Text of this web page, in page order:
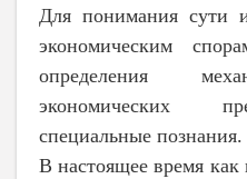
Для понимания сути
экономическим
определения
экономических
специальные познания.
В настоящее время как